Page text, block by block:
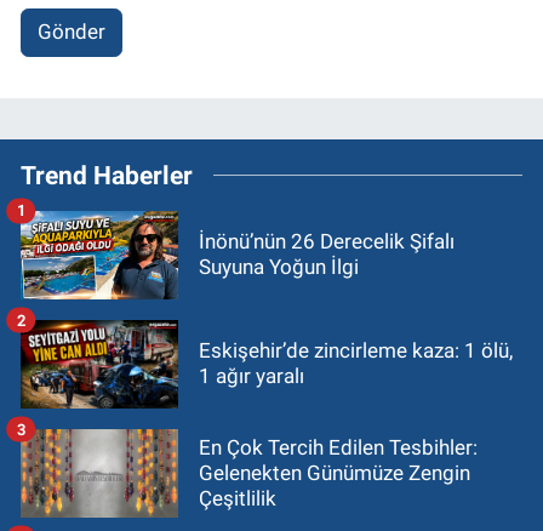
Gönder
Trend Haberler
İnönü’nün 26 Derecelik Şifalı
Suyuna Yoğun İlgi
1
Eskişehir’de zincirleme kaza: 1 ölü,
1 ağır yaralı
2
En Çok Tercih Edilen Tesbihler:
Gelenekten Günümüze Zengin
Çeşitlilik
3